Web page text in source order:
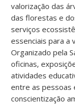
valorização das
das florestas e
serviços
essenciais para a
Organizado pela
oficinas,
atividades
entre as pessoas
conscientização